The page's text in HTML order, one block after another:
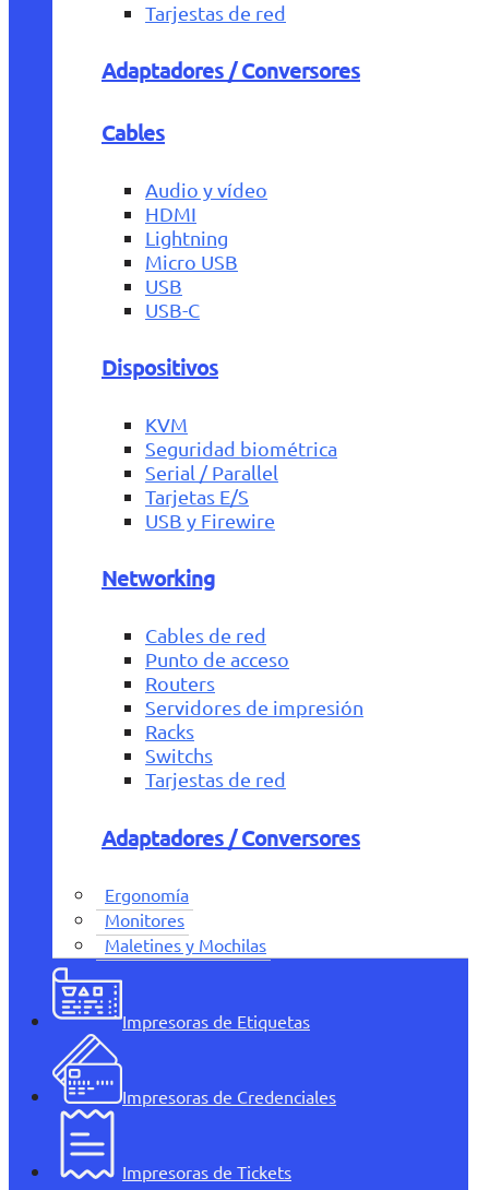
Tarjestas de red
Adaptadores / Conversores
Cables
Audio y vídeo
HDMI
Lightning
Micro USB
USB
USB-C
Dispositivos
KVM
Seguridad biométrica
Serial / Parallel
Tarjetas E/S
USB y Firewire
Networking
Cables de red
Punto de acceso
Routers
Servidores de impresión
Racks
Switchs
Tarjestas de red
Adaptadores / Conversores
Ergonomía
Monitores
Maletines y Mochilas
Impresoras de Etiquetas
Impresoras de Credenciales
Impresoras de Tickets